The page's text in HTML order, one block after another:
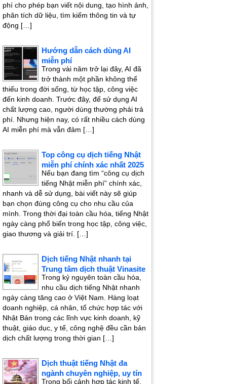
phí cho phép bạn viết nội dung, tạo hình ảnh,
phân tích dữ liệu, tìm kiếm thông tin và tự
động […]
Hướng dẫn cách dùng AI
miễn phí
Trong vài năm trở lại đây, AI đã
trở thành một phần không thể
thiếu trong đời sống, từ học tập, công việc
đến kinh doanh. Trước đây, để sử dụng AI
chất lượng cao, người dùng thường phải trả
phí. Nhưng hiện nay, có rất nhiều cách dùng
AI miễn phí mà vẫn đảm […]
Top công cụ dịch tiếng Nhật
miễn phí chính xác nhất 2025
Nếu bạn đang tìm “công cụ dịch
tiếng Nhật miễn phí” chính xác,
nhanh và dễ sử dụng, bài viết này sẽ giúp
bạn chọn đúng công cụ cho nhu cầu của
mình. Trong thời đại toàn cầu hóa, tiếng Nhật
ngày càng phổ biến trong học tập, công việc,
giao thương và giải trí. […]
Dịch tiếng Nhật nhanh tại
Trung tâm dịch thuật Vinasite
Trong kỷ nguyên toàn cầu hóa,
nhu cầu dịch tiếng Nhật nhanh
ngày càng tăng cao ở Việt Nam. Hàng loạt
doanh nghiệp, cá nhân, tổ chức hợp tác với
Nhật Bản trong các lĩnh vực kinh doanh, kỹ
thuật, giáo dục, y tế, công nghệ đều cần bản
dịch chất lượng trong thời gian […]
Dịch thuật tiếng Nhật đa
ngành chuyên nghiệp, uy tín
Trong bối cảnh hợp tác kinh tế,